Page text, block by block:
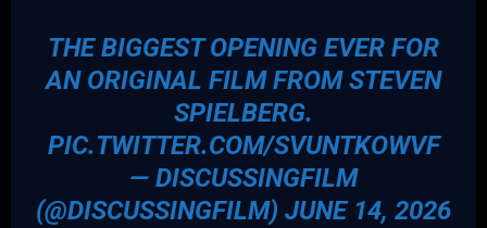
THE BIGGEST OPENING EVER FOR
AN ORIGINAL FILM FROM STEVEN
SPIELBERG.
PIC.TWITTER.COM/SVUNTKOWVF
— DISCUSSINGFILM
(@DISCUSSINGFILM) JUNE 14, 2026